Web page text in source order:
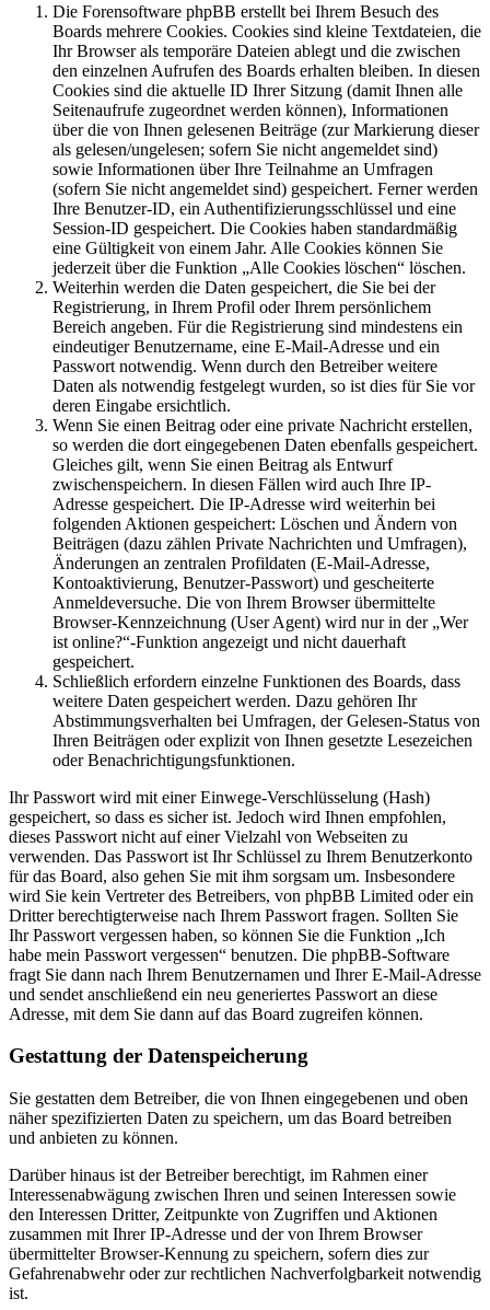
Die Forensoftware phpBB erstellt bei Ihrem Besuch des
Boards mehrere Cookies. Cookies sind kleine Textdateien, die
Ihr Browser als temporäre Dateien ablegt und die zwischen
den einzelnen Aufrufen des Boards erhalten bleiben. In diesen
Cookies sind die aktuelle ID Ihrer Sitzung (damit Ihnen alle
Seitenaufrufe zugeordnet werden können), Informationen
über die von Ihnen gelesenen Beiträge (zur Markierung dieser
als gelesen/ungelesen; sofern Sie nicht angemeldet sind)
sowie Informationen über Ihre Teilnahme an Umfragen
(sofern Sie nicht angemeldet sind) gespeichert. Ferner werden
Ihre Benutzer-ID, ein Authentifizierungsschlüssel und eine
Session-ID gespeichert. Die Cookies haben standardmäßig
eine Gültigkeit von einem Jahr. Alle Cookies können Sie
jederzeit über die Funktion „Alle Cookies löschen“ löschen.
Weiterhin werden die Daten gespeichert, die Sie bei der
Registrierung, in Ihrem Profil oder Ihrem persönlichem
Bereich angeben. Für die Registrierung sind mindestens ein
eindeutiger Benutzername, eine E-Mail-Adresse und ein
Passwort notwendig. Wenn durch den Betreiber weitere
Daten als notwendig festgelegt wurden, so ist dies für Sie vor
deren Eingabe ersichtlich.
Wenn Sie einen Beitrag oder eine private Nachricht erstellen,
so werden die dort eingegebenen Daten ebenfalls gespeichert.
Gleiches gilt, wenn Sie einen Beitrag als Entwurf
zwischenspeichern. In diesen Fällen wird auch Ihre IP-
Adresse gespeichert. Die IP-Adresse wird weiterhin bei
folgenden Aktionen gespeichert: Löschen und Ändern von
Beiträgen (dazu zählen Private Nachrichten und Umfragen),
Änderungen an zentralen Profildaten (E-Mail-Adresse,
Kontoaktivierung, Benutzer-Passwort) und gescheiterte
Anmeldeversuche. Die von Ihrem Browser übermittelte
Browser-Kennzeichnung (User Agent) wird nur in der „Wer
ist online?“-Funktion angezeigt und nicht dauerhaft
gespeichert.
Schließlich erfordern einzelne Funktionen des Boards, dass
weitere Daten gespeichert werden. Dazu gehören Ihr
Abstimmungsverhalten bei Umfragen, der Gelesen-Status von
Ihren Beiträgen oder explizit von Ihnen gesetzte Lesezeichen
oder Benachrichtigungsfunktionen.
Ihr Passwort wird mit einer Einwege-Verschlüsselung (Hash)
gespeichert, so dass es sicher ist. Jedoch wird Ihnen empfohlen,
dieses Passwort nicht auf einer Vielzahl von Webseiten zu
verwenden. Das Passwort ist Ihr Schlüssel zu Ihrem Benutzerkonto
für das Board, also gehen Sie mit ihm sorgsam um. Insbesondere
wird Sie kein Vertreter des Betreibers, von phpBB Limited oder ein
Dritter berechtigterweise nach Ihrem Passwort fragen. Sollten Sie
Ihr Passwort vergessen haben, so können Sie die Funktion „Ich
habe mein Passwort vergessen“ benutzen. Die phpBB-Software
fragt Sie dann nach Ihrem Benutzernamen und Ihrer E-Mail-Adresse
und sendet anschließend ein neu generiertes Passwort an diese
Adresse, mit dem Sie dann auf das Board zugreifen können.
Gestattung der Datenspeicherung
Sie gestatten dem Betreiber, die von Ihnen eingegebenen und oben
näher spezifizierten Daten zu speichern, um das Board betreiben
und anbieten zu können.
Darüber hinaus ist der Betreiber berechtigt, im Rahmen einer
Interessenabwägung zwischen Ihren und seinen Interessen sowie
den Interessen Dritter, Zeitpunkte von Zugriffen und Aktionen
zusammen mit Ihrer IP-Adresse und der von Ihrem Browser
übermittelter Browser-Kennung zu speichern, sofern dies zur
Gefahrenabwehr oder zur rechtlichen Nachverfolgbarkeit notwendig
ist.